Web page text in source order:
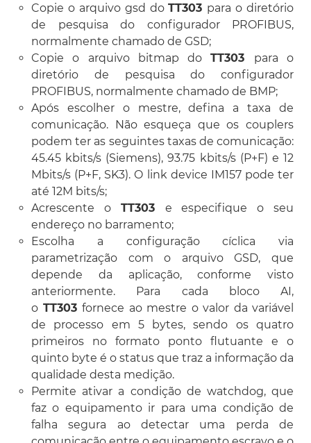
Copie o arquivo gsd doTT303 para o diretório
de pesquisa do configurador PROFIBUS,
normalmente chamado de GSD;
Copie o arquivo bitmap doTT303 para o
diretório de pesquisa do configurador
PROFIBUS, normalmente chamado de BMP;
Após escolher o mestre, defina a taxa de
comunicação. Não esqueça que os couplers
podem ter as seguintes taxas de comunicação:
45.45 kbits/s (Siemens), 93.75 kbits/s (P+F) e 12
Mbits/s (P+F, SK3). O link device IM157 pode ter
até 12M bits/s;
Acrescente o TT303 e especifique o seu
endereço no barramento;
Escolha a configuração cíclica via
parametrização com o arquivo GSD, que
depende da aplicação, conforme visto
anteriormente. Para cada bloco AI,
o TT303 fornece ao mestre o valor da variável
de processo em 5 bytes, sendo os quatro
primeiros no formato ponto flutuante e o
quinto byte é o status que traz a informação da
qualidade desta medição.
Permite ativar a condição de watchdog, que
faz o equipamento ir para uma condição de
falha segura ao detectar uma perda de